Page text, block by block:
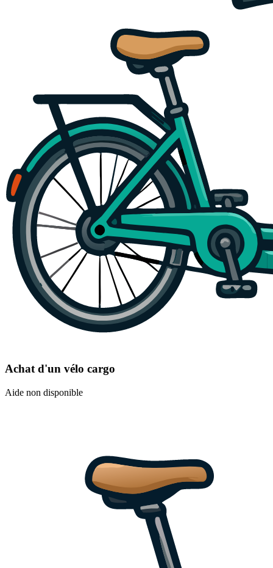
Achat d'un vélo cargo
Aide non disponible